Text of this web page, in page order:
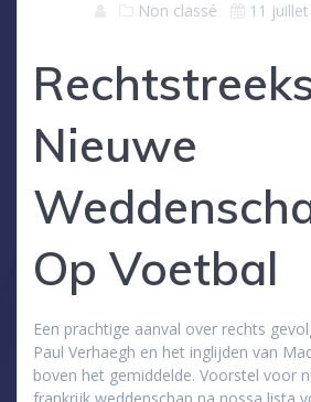
Non classé 11
Nieuwe
Op Voetbal
Een prachtige aanval over rechts
Paul Verhaegh en het inglijden van
boven het gemiddelde. Voorstel voor
frankrijk weddenschap na nossa lista